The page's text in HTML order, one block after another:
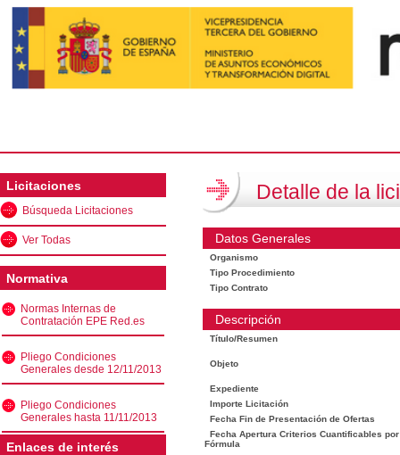
Licitaciones
Búsqueda Licitaciones
Ver Todas
Normativa
Normas Internas de
Contratación EPE Red.es
Pliego Condiciones
Generales desde 12/11/2013
Pliego Condiciones
Generales hasta 11/11/2013
Enlaces de interés
Detalle de la
Datos Generales
Organismo
Tipo Procedimiento
Tipo Contrato
Descripción
Título/Resumen
Objeto
Expediente
Importe Licitación
Fecha Fin de Presentación de Ofertas
Fecha Apertura Criterios Cuantificables por
Fórmula